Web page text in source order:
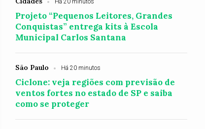
Há 20 minutos
Projeto “Pequenos Leitores, Grandes
Conquistas” entrega kits à Escola
Municipal Carlos Santana
São Paulo Há 20 minutos
Ciclone: veja regiões com previsão de
ventos fortes no estado de SP e saiba
como se proteger